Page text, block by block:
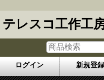
テレスコ工作工
ログイン 新規登